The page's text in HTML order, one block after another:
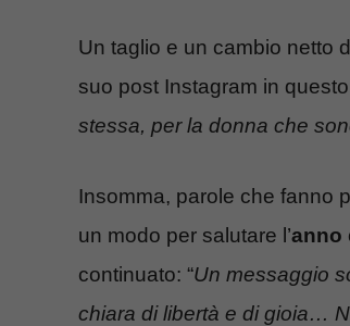
Un taglio e un cambio netto
suo post Instagram in
stessa, per la donna che
Insomma, parole che fanno
un modo per salutare l’anno
continuato: “Un messaggio
chiara di libertà e di gioia…